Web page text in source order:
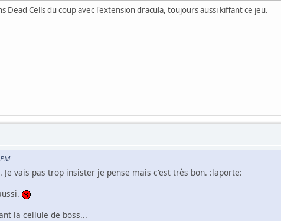
Dead Cells du coup avec l'extension dracula, toujours aussi kiffant ce jeu.
vais pas trop insister je pense mais c'est très bon. :laporte:
la cellule de boss...